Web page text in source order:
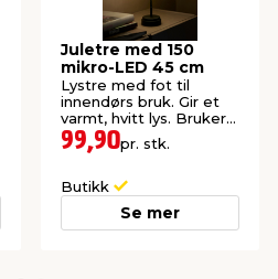
Juletre med 150
mikro-LED 45 cm
Lystre med fot til
innendørs bruk. Gir et
varmt, hvitt lys. Bruker 3
x AA-batterier (eks.).
99,90pr. stk.
Butikk
Se mer